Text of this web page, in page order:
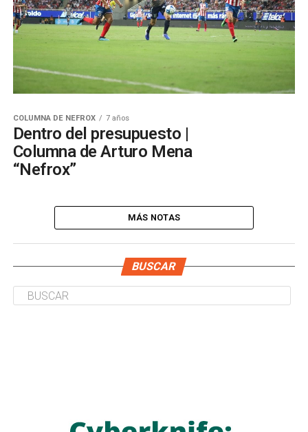
COLUMNA DE NEFROX 7 años
Dentro del presupuesto |
Columna de Arturo Mena
“Nefrox”
MÁS NOTAS
BUSCAR